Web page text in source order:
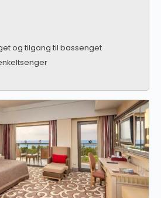
og tilgang til bassenget